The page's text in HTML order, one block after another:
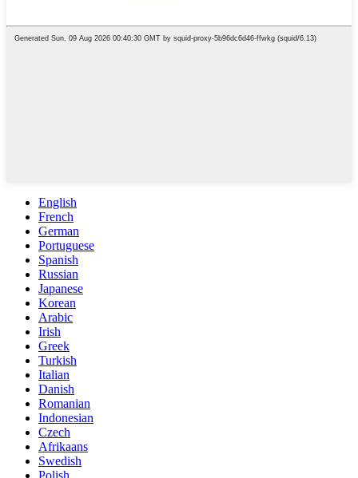
English
French
German
Portuguese
Spanish
Russian
Japanese
Korean
Arabic
Irish
Greek
Turkish
Italian
Danish
Romanian
Indonesian
Czech
Afrikaans
Swedish
Polish